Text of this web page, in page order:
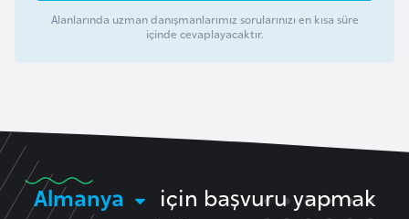
Alanlarında uzman danışmanlarımız sorularınızı en kısa süre
içinde cevaplayacaktır.
Almanya
için başvuru yapmak
B
u
l